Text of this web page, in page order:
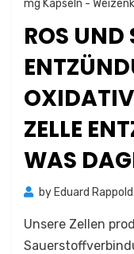
mg Kapseln -
ROS UND
ZELLE
WAS
by Eduard Rappold
Unsere Zellen